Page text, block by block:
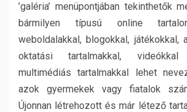
’galéria’ menüpontjában tekinthetők
bármilyen típusú online
weboldalakkal, blogokkal, játékokkal,
oktatási tartalmakkal,
multimédiás tartalmakkal lehet
azok gyermekek vagy fiatalok
Újonnan létrehozott és már létező